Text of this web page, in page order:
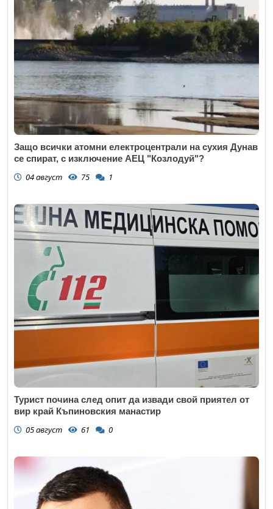
Защо всички атомни електроцентрали на сухия Дунав
се спират, с изключение АЕЦ "Козлодуй"?
04 август 75 1
Турист почина след опит да извади свой приятел от
вир край Къпиновския манастир
05 август 61 0